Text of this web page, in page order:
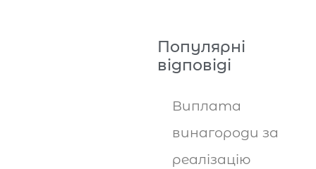
Популярні
відповіді
Виплата
винагороди за
реалізацію